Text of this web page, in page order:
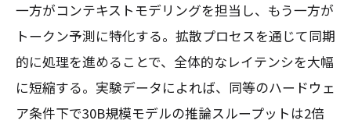
一方がコンテキストモデリングを担当し、もう一方が
トークン予測に特化する。拡散プロセスを通じて同期
的に処理を進めることで、全体的なレイテンシを大幅
に短縮する。実験データによれば、同等のハードウェ
ア条件下で30B規模モデルの推論スループットは2倍